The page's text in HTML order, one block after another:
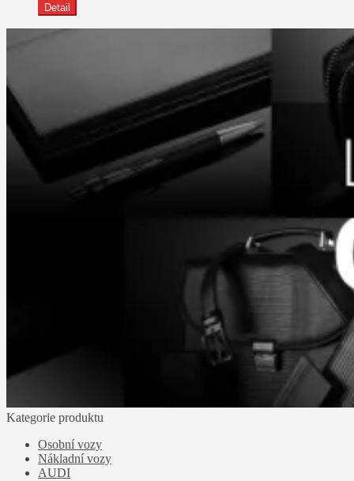
Detail
Kategorie produktu
Osobní vozy
Nákladní vozy
AUDI